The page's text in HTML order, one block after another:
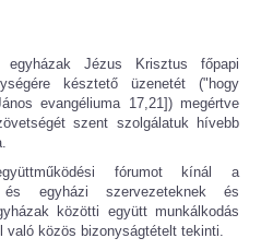
egyházak Jézus Krisztus főpapi
késztető üzenetét ("hogy
evangéliuma 17,21]) megértve
szent szolgálatuk hívebb
fórumot kínál a
és egyházi szervezeteknek és
közötti együtt munkálkodás
közös bizonyságtételt tekinti.